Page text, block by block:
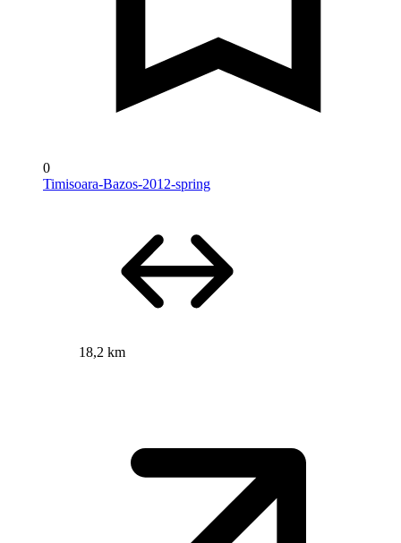
0
Timisoara-Bazos-2012-spring
18,2 km